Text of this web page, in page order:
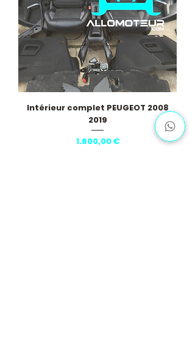
Intérieur complet PEUGEOT 2008
2019
Pris
1.600,00 €